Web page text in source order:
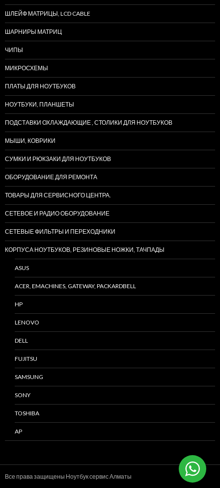
ШЛЕЙФ МАТРИЦЫ, LCD CABLE
ШАРНИРЫ МАТРИЦ
ЧИПЫ
МИКРОСХЕМЫ
ПЛАТЫ ДЛЯ НОУТБУКОВ
НОУТБУКИ, ПЛАНШЕТЫ
ПОДСТАВКИ ОХЛАЖДАЮЩИЕ , СТОЛИКИ ДЛЯ НОУТБУКОВ
МЫШИ, КОВРИКИ
СУМКИ И РЮКЗАКИ ДЛЯ НОУТБУКОВ
ОБОРУДОВАНИЕ ДЛЯ РЕМОНТА
ТОВАРЫ ДЛЯ СЕРВИСНОГО ЦЕНТРА.
СЕТЕВОЕ И РАДИО ОБОРУДОВАНИЕ
СЕТЕВЫЕ ФИЛЬТРЫ И ПЕРЕХОДНИКИ
КОРПУСА НОУТБУКОВ, РЕЗИНОВЫЕ НОЖКИ, ТАЧПАДЫ
ASUS
ACER, EMACHINES, GATEWAY, PACKARDBELL
HP
LENOVO
DELL
FUJITSU
SAMSUNG
SONY
TOSHIBA
AP
Все права защищены Ноутбук сервисАлматы